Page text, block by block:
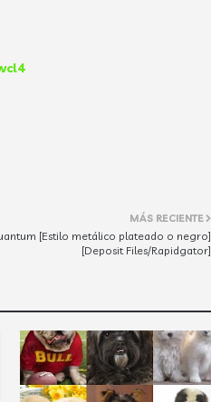
MÁS RECIENTE
[Estilo metálico plateado o negro]
[Deposit Files/Rapidgator]